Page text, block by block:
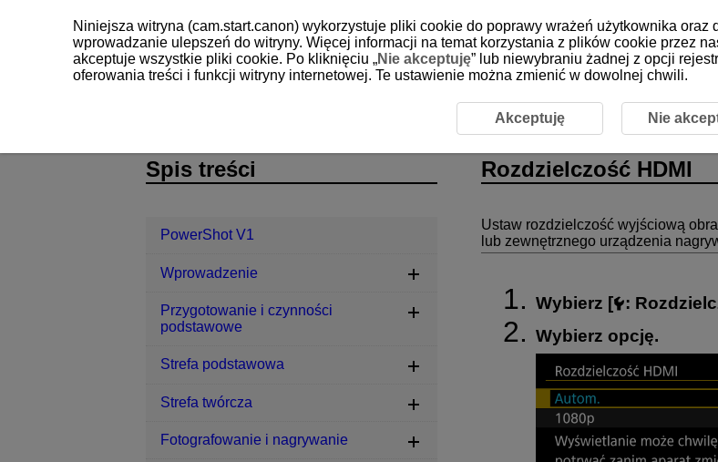
PowerShot V1 Nastawy Rozdzielczość HDMI
Rozdzielczość HDMI
Ustaw rozdzielczość wyjściową
lub zewnętrznego urządzenia
Wybierz [ :
Wybierz opcję.
Spis treści
PowerShot V1
Wprowadzenie
Przygotowanie i czynności
podstawowe
Strefa podstawowa
Strefa twórcza
Fotografowanie i nagrywanie
Niniejsza witryna (cam.start.canon) wykorzystuje pliki cookie do poprawy wrażeń użytkownika oraz
wprowadzanie ulepszeń do witryny. Więcej informacji na temat korzystania z plików cookie przez
akceptuje wszystkie pliki cookie. Po kliknięciu „Nie akceptuję” lub niewybraniu żadnej z opcji
oferowania treści i funkcji witryny internetowej. Te ustawienie można zmienić w dowolnej chwili.
Akceptuję Nie